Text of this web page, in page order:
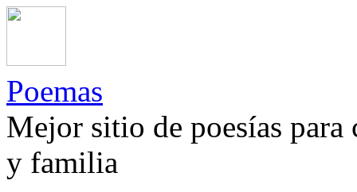
Poemas
Mejor sitio de poesías
y familia